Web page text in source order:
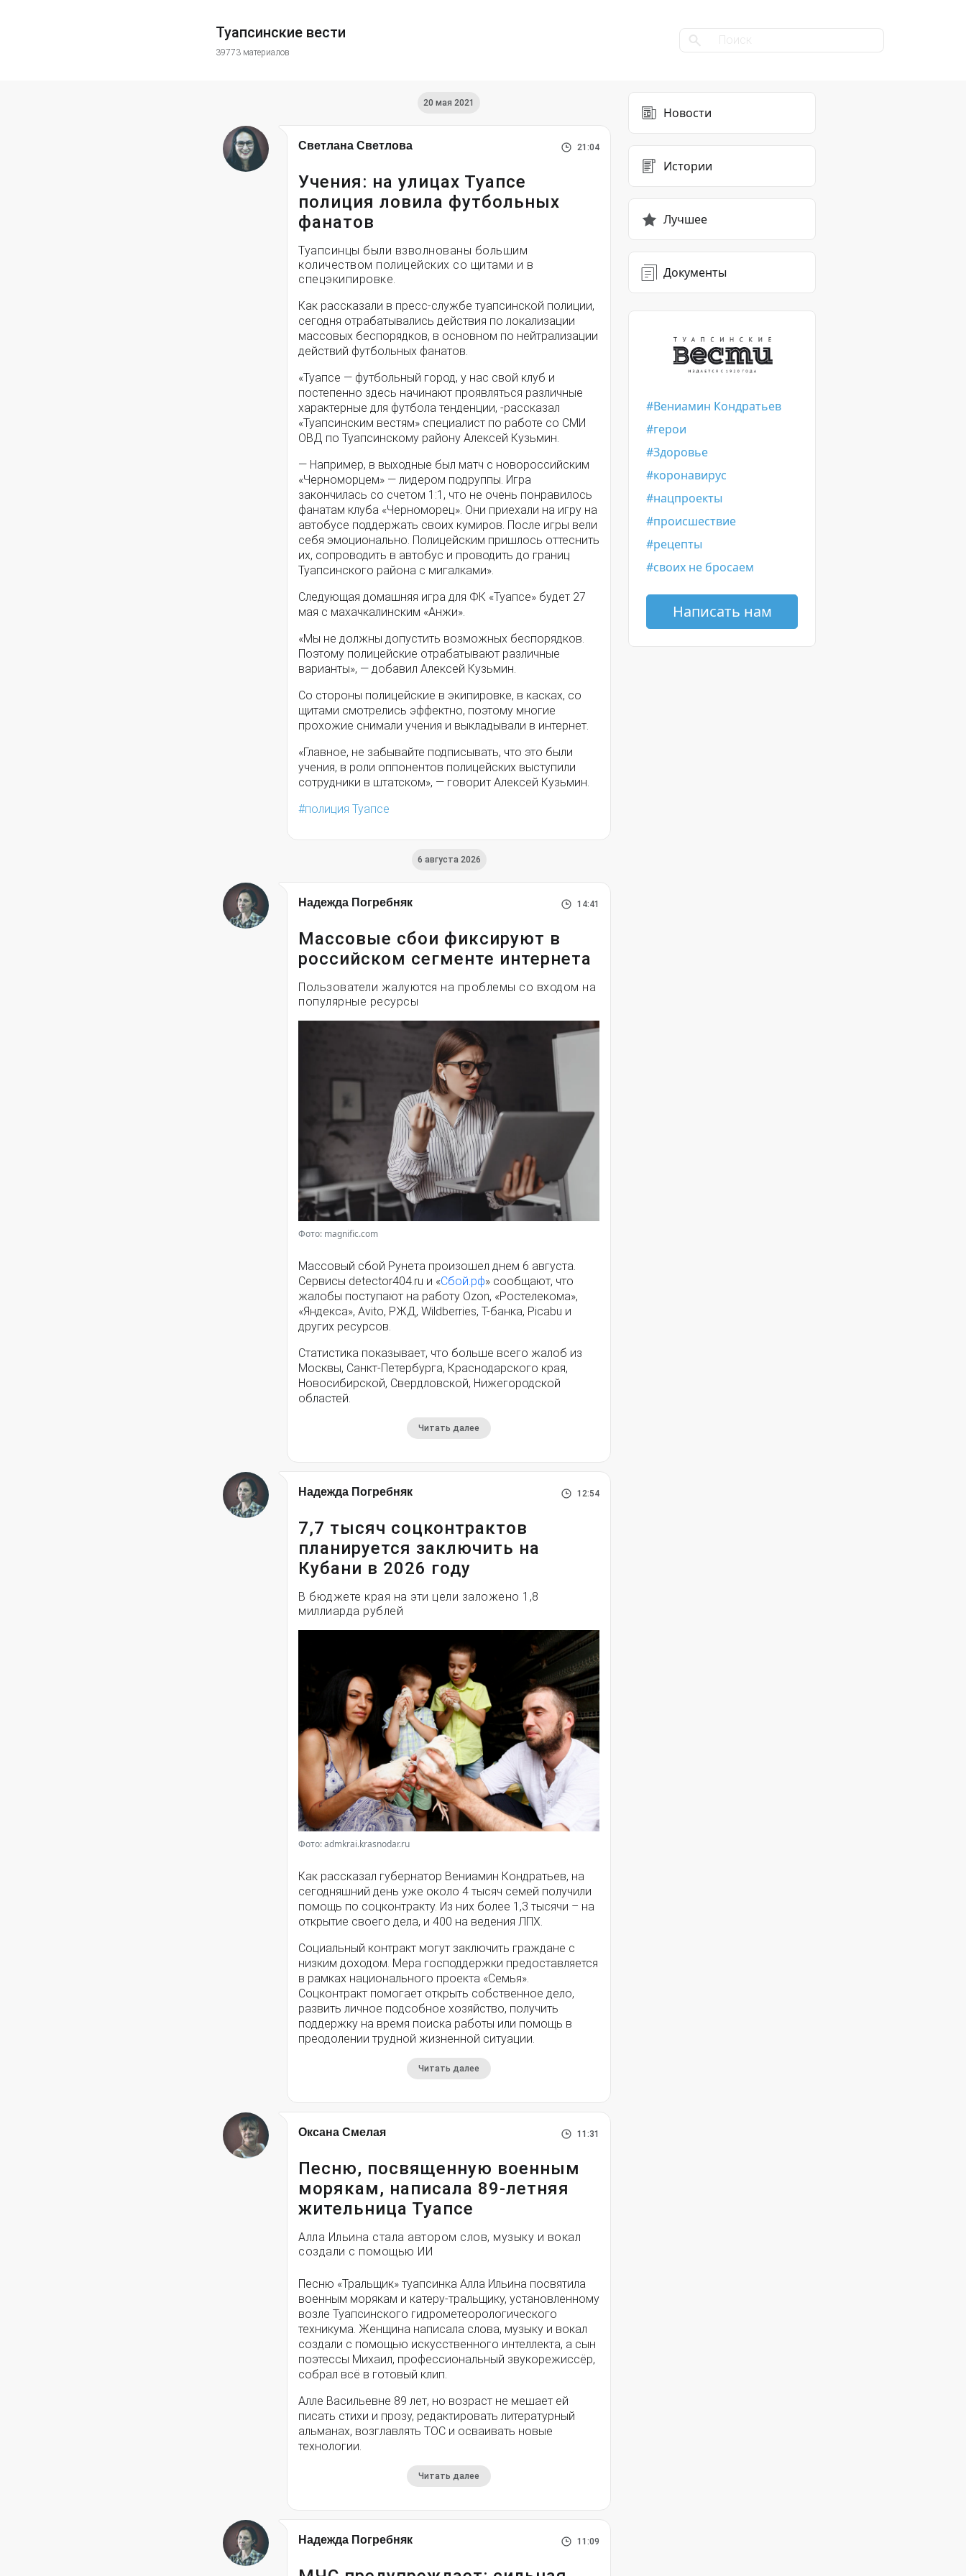
Туапсинские вести
39773 материалов
20 мая 2021
Светлана Светлова 21:04
Учения: на улицах Туапсе
полиция ловила футбольных
фанатов
Туапсинцы были взволнованы большим
количеством полицейских со щитами и в
спецэкипировке.
Как рассказали в пресс-службе туапсинской полиции,
сегодня отрабатывались действия по локализации
массовых беспорядков, в основном по нейтрализации
действий футбольных фанатов.
«Туапсе — футбольный город, у нас свой клуб и
постепенно здесь начинают проявляться различные
характерные для футбола тенденции, -рассказал
«Туапсинским вестям» специалист по работе со СМИ
ОВД по Туапсинскому району Алексей Кузьмин.
— Например, в выходные был матч с новороссийским
«Черноморцем» — лидером подруппы. Игра
закончилась со счетом 1:1, что не очень понравилось
фанатам клуба «Черноморец». Они приехали на игру на
автобусе поддержать своих кумиров. После игры вели
себя эмоционально. Полицейским пришлось оттеснить
их, сопроводить в автобус и проводить до границ
Туапсинского района с мигалками».
Следующая домашняя игра для ФК «Туапсе» будет 27
мая с махачкалинским «Анжи».
«Мы не должны допустить возможных беспорядков.
Поэтому полицейские отрабатывают различные
варианты», — добавил Алексей Кузьмин.
Со стороны полицейские в экипировке, в касках, со
щитами смотрелись эффектно, поэтому многие
прохожие снимали учения и выкладывали в интернет.
«Главное, не забывайте подписывать, что это были
учения, в роли оппонентов полицейских выступили
сотрудники в штатском», — говорит Алексей Кузьмин.
полиция Туапсе
6 августа 2026
Надежда Погребняк 14:41
Массовые сбои фиксируют в
российском сегменте интернета
Пользователи жалуются на проблемы со входом на
популярные ресурсы
Фото: magnific.com
Массовый сбой Рунета произошел днем 6 августа.
Сервисы detector404.ru и «Сбой.рф» сообщают, что
жалобы поступают на работу Ozon, «Ростелекома»,
«Яндекса», Avito, РЖД, Wildberries, Т-банка, Picabu и
других ресурсов.
Статистика показывает, что больше всего жалоб из
Москвы, Санкт-Петербурга, Краснодарского края,
Новосибирской, Свердловской, Нижегородской
областей.
Читать далее
Надежда Погребняк 12:54
7,7 тысяч соцконтрактов
планируется заключить на
Кубани в 2026 году
В бюджете края на эти цели заложено 1,8
миллиарда рублей
Фото: admkrai.krasnodar.ru
Как рассказал губернатор Вениамин Кондратьев, на
сегодняшний день уже около 4 тысяч семей получили
помощь по соцконтракту. Из них более 1,3 тысячи – на
открытие своего дела, и 400 на ведения ЛПХ.
Социальный контракт могут заключить граждане с
низким доходом. Мера господдержки предоставляется
в рамках национального проекта «Семья».
Соцконтракт помогает открыть собственное дело,
развить личное подсобное хозяйство, получить
поддержку на время поиска работы или помощь в
преодолении трудной жизненной ситуации.
Читать далее
Оксана Смелая 11:31
Песню, посвященную военным
морякам, написала 89-летняя
жительница Туапсе
Алла Ильина стала автором слов, музыку и вокал
создали с помощью ИИ
Песню «Тральщик» туапсинка Алла Ильина посвятила
военным морякам и катеру-тральщику, установленному
возле Туапсинского гидрометеорологического
техникума. Женщина написала слова, музыку и вокал
создали с помощью искусственного интеллекта, а сын
поэтессы Михаил, профессиональный звукорежиссёр,
собрал всё в готовый клип.
Алле Васильевне 89 лет, но возраст не мешает ей
писать стихи и прозу, редактировать литературный
альманах, возглавлять ТОС и осваивать новые
технологии.
Читать далее
Надежда Погребняк 11:09
Новости
Истории
Лучшее
Документы
Вениамин Кондратьев
герои
Здоровье
коронавирус
нацпроекты
происшествие
рецепты
своих не бросаем
Написать нам